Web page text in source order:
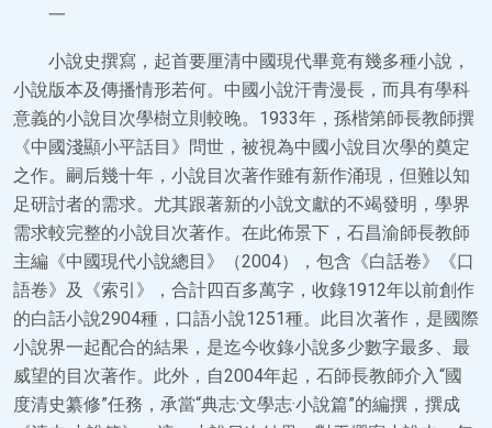
一
小說史撰寫，起首要厘清中國現代畢竟有幾多種小說，
小說版本及傳播情形若何。中國小說汗青漫長，而具有學科
意義的小說目次學樹立則較晚。1933年，孫楷第師長教師撰
《中國淺顯小平話目》問世，被視為中國小說目次學的奠定
之作。嗣后幾十年，小說目次著作雖有新作涌現，但難以知
足研討者的需求。尤其跟著新的小說文獻的不竭發明，學界
需求較完整的小說目次著作。在此佈景下，石昌渝師長教師
主編《中國現代小說總目》（2004），包含《白話卷》《口
語卷》及《索引》，合計四百多萬字，收錄1912年以前創作
的白話小說2904種，口語小說1251種。此目次著作，是國際
小說界一起配合的結果，是迄今收錄小說多少數字最多、最
威望的目次著作。此外，自2004年起，石師長教師介入“國
度清史纂修”任務，承當“典志·文學志·小說篇”的編撰，撰成